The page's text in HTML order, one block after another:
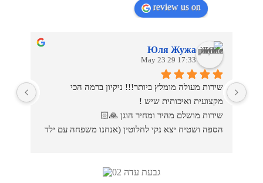
review us on
Юля Жужа
17:33 29 May 23
מקצועית ואיכותית שיש !
שירות מושלם מהיר ומחיר הוגן 🙏🏻